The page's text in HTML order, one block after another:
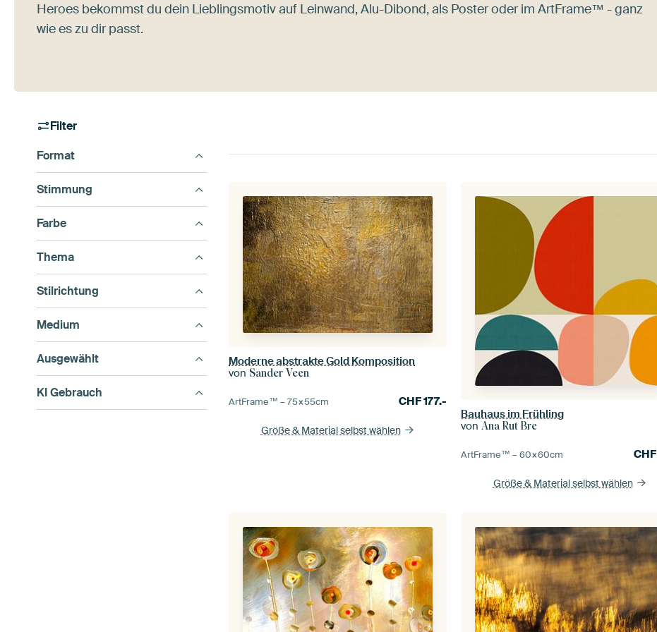
Heroes bekommst du dein Lieblingsmotiv auf Leinwand, Alu-Dibond, als Poster oder im ArtFrame™ - ganz
wie es zu dir passt.
Filter
Format
Stimmung
Farbe
Thema
Stilrichtung
Medium
Ausgewählt
KI Gebrauch
Moderne abstrakte Gold Komposition
von Sander Veen
ArtFrame™ –75×55cm CHF177.-
Größe & Material selbst wählen
Bauhaus im Frühling
vonAna Rut Bre
ArtFrame™ –60×60cm CHF
Größe & Material selbst wählen